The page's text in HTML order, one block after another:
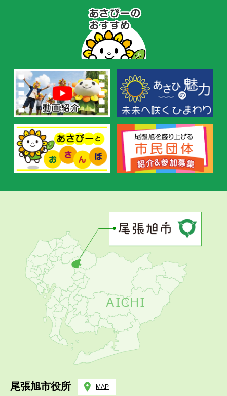
の
お
す
め
尾張旭市役所 MAP